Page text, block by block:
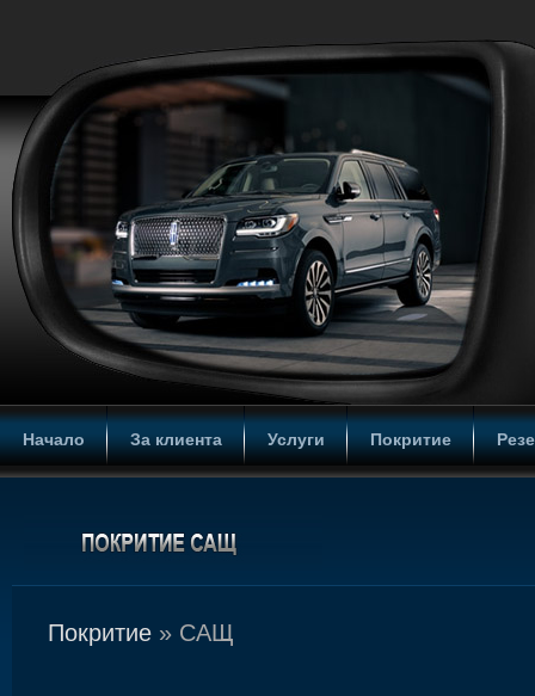
Начало За клиента Услуги Покритие
Покритие » САЩ